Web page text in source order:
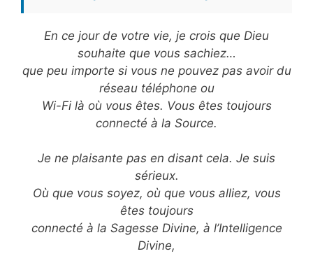
En ce jour de votre vie, je crois que Dieu
souhaite que vous sachiez…
que peu importe si vous ne pouvez pas avoir du
réseau téléphone ou
Wi-Fi là où vous êtes. Vous êtes toujours
connecté à la Source.
Je ne plaisante pas en disant cela. Je suis
sérieux.
Où que vous soyez, où que vous alliez, vous
êtes toujours
connecté à la Sagesse Divine, à l’Intelligence
Divine,